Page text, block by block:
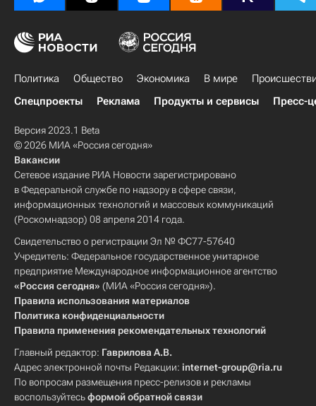
Политика Общество Экономика В мире
Спецпроекты
Реклама Продукты и сервисы Пресс-
Версия 2023.1 Beta
© 2026 МИА «Россия сегодня»
Вакансии
Сетевое издание РИА Новости зарегистрировано
в Федеральной службе по надзору в сфере связи,
информационных технологий и массовых коммуникаций
(Роскомнадзор) 08 апреля 2014 года.
Свидетельство о регистрации Эл № ФС77-57640
Учредитель: Федеральное государственное унитарное
предприятие Международное информационное агентство
«Россия сегодня» (МИА «Россия сегодня»).
Правила использования материалов
Политика конфиденциальности
Правила применения рекомендательных технологий
Главный редактор: Гаврилова А.В.
Адрес электронной почты Редакции: internet-group@ria.ru
По вопросам размещения пресс-релизов и рекламы
воспользуйтесьформой обратной связи